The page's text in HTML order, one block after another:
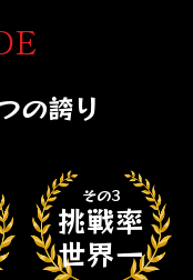
の誇り
その3
挑戦率
世界一